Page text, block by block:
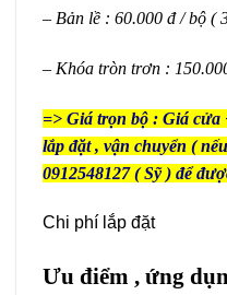
– Bản lề : 60.000 đ / bộ (
– Khóa tròn trơn :
=> Giá trọn bộ : Giá cửa
lắp đặt , vận chuyển (
0912548127 ( Sỹ ) để
Chi phí lắp đặt
Ưu điểm , ứng